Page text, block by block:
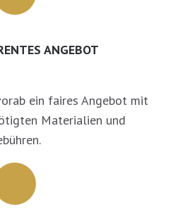
ANGEBOT
ein faires Angebot mit
Materialien und